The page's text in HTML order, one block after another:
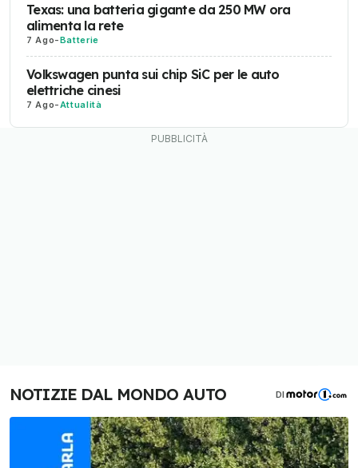
Texas: una batteria gigante da 250 MW ora
alimenta la rete
7 Ago-Batterie
Volkswagen punta sui chip SiC per le auto
elettriche cinesi
7 Ago-Attualità
NOTIZIE DAL MONDO AUTO DI